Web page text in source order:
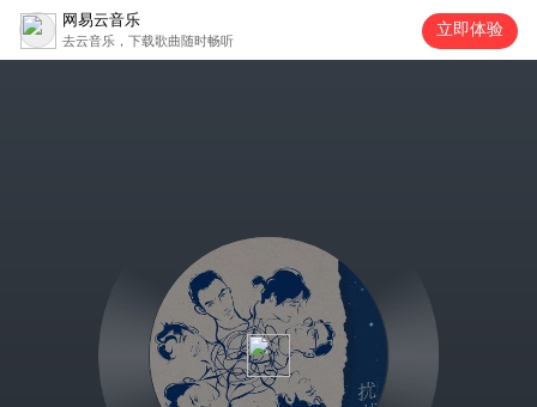
网易云音乐
去云音乐，下载歌曲随时畅听
立即体验